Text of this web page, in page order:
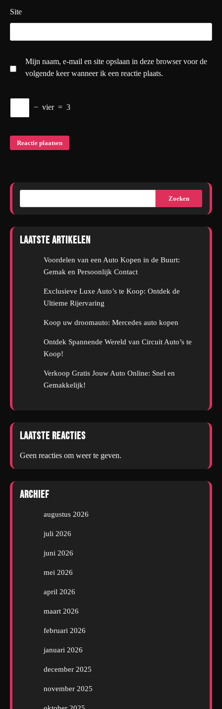
Site
Mijn naam, e-mail en site opslaan in deze browser voor de
volgende keer wanneer ik een reactie plaats.
− vier = 3
Zoeken
Laatste artikelen
Voordelen van een Auto Kopen in de Buurt:
Gemak en Persoonlijk Contact
Exclusieve Luxe Auto’s te Koop: Ontdek de
Ultieme Rijervaring
Koop uw droomauto: Mercedes auto kopen
Ontdek Spannende Wereld van Circuit Auto’s te
Koop!
Verkoop Gratis Jouw Auto Online: Snel en
Gemakkelijk!
Laatste reacties
Geen reacties om weer te geven.
Archief
augustus 2026
juli 2026
juni 2026
mei 2026
april 2026
maart 2026
februari 2026
januari 2026
december 2025
november 2025